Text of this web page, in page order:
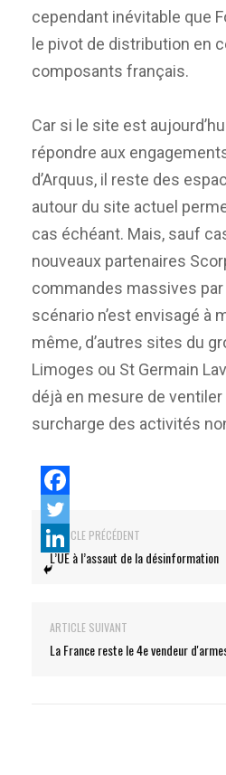
cependant inévitable que
le pivot de distribution en
composants français.
Car si le site est
répondre aux
d’Arquus, il reste des
autour du site actuel
cas échéant. Mais, sauf
nouveaux partenaires
commandes massives par
scénario n’est envisagé à
même, d’autres sites du
Limoges ou St Germain
déjà en mesure de
surcharge des activités
ARTICLE PRÉCÉDENT
L’UE à l’assaut de la désinformation
ARTICLE SUIVANT
La France reste le 4e vendeur